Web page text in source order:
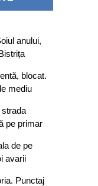
anului,
blocat.
mediu
strada
pe primar
de pe
avarii
Punctaj